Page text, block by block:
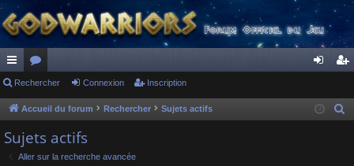
ac
co
ur
ci
or
u
s
ne cri
Rechercher Connexion Inscription
Accueil du forum Rechercher Sujets actifs
Sujets actifs
Aller sur la recherche avancée